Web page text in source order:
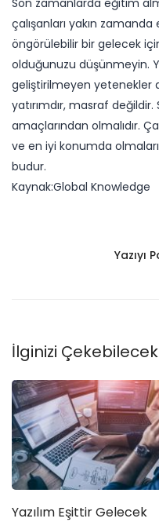
Son zamanlarda eğitim
çalışanları yakın
öngörülebilir bir gelecek
olduğunuzu düşünmeyin.
geliştirilmeyen yetenekler
yatırımdır, masraf
amaçlarından olmalıdır.
ve en iyi konumda
budur.
Kaynak:Global Knowledge​
Yazıyı
İlginizi Çekebilecek
Yazılım Eşittir Gelecek